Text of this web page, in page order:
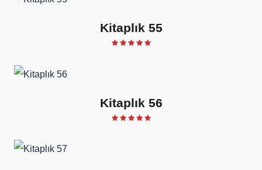
Kitaplık 55
Kitaplık 56